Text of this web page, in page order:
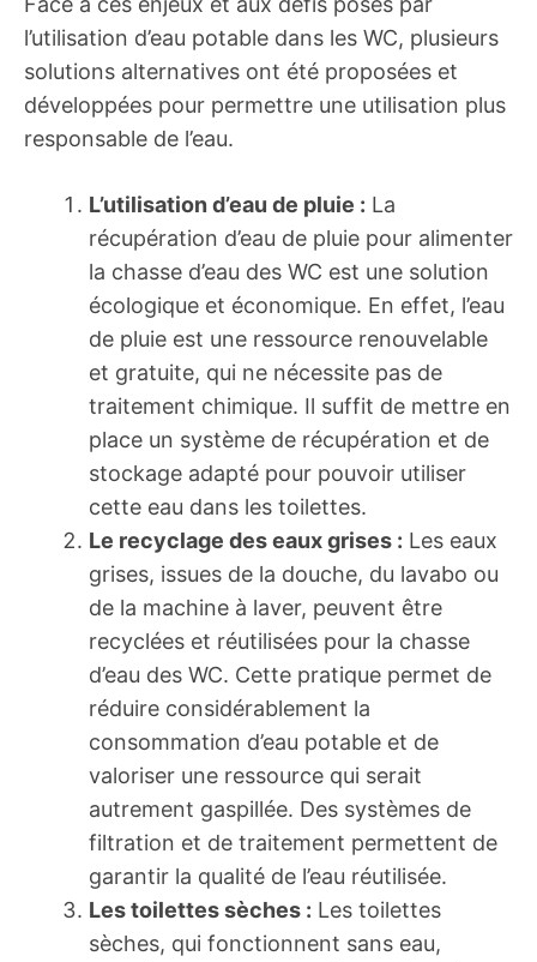
l’utilisation d’eau potable dans les WC, plusieurs
solutions alternatives ont été proposées et
développées pour permettre une utilisation plus
responsable de l’eau.
L’utilisation d’eau de pluie : La
récupération d’eau de pluie pour alimenter
la chasse d’eau des WC est une solution
écologique et économique. En effet, l’eau
de pluie est une ressource renouvelable
et gratuite, qui ne nécessite pas de
traitement chimique. Il suffit de mettre en
place un système de récupération et de
stockage adapté pour pouvoir utiliser
cette eau dans les toilettes.
Le recyclage des eaux grises : Les eaux
grises, issues de la douche, du lavabo ou
de la machine à laver, peuvent être
recyclées et réutilisées pour la chasse
d’eau des WC. Cette pratique permet de
réduire considérablement la
consommation d’eau potable et de
valoriser une ressource qui serait
autrement gaspillée. Des systèmes de
filtration et de traitement permettent de
garantir la qualité de l’eau réutilisée.
Les toilettes sèches : Les toilettes
sèches, qui fonctionnent sans eau,